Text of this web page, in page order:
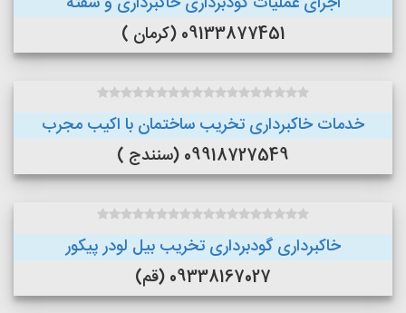
09133877451 (کرمان )
خدمات خاکبرداری تخریب ساختمان با اکیب مجرب
09918727549 (سنندج )
خاکبرداری گودبرداری تخریب بیل لودر پیکور
09338167027 (قم)